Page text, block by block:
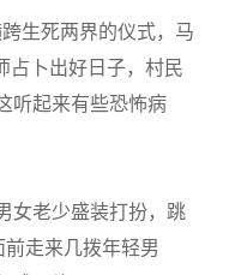
生死两界的仪式，马
占卜出好日子，村民
听起来有些恐怖病
女老少盛装打扮，跳
走来几拨年轻男